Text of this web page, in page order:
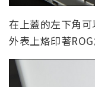
在上蓋的左下角
外表上烙印著